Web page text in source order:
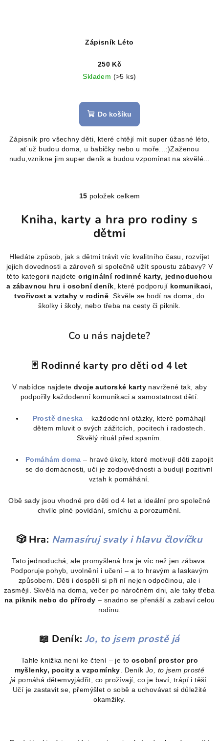
Zápisník Léto
250 Kč
Skladem (>5 ks)
hodnocení
produktu
z
5
hvězdiček.
Do košíku
Zápisník pro všechny děti, které chtějí mít super úžasné léto,
ať už budou doma, u babičky nebo u moře...:)Zaženou
nudu,vznikne jim super deník a budou vzpomínat na skvělé...
O
l
á
a
c
í
p
r
y
p
s
u
15 položek celkem
Kniha, karty a hra pro rodiny s
dětmi
Hledáte způsob, jak s dětmi trávit víc kvalitního času, rozvíjet
jejich dovednosti a zároveň si společně užít spoustu zábavy? V
této kategorii najdeteoriginální rodinné karty, jednoduchou
a zábavnou hru i osobní deník , které podporují komunikaci,
tvořivost a vztahy v rodině . Skvěle se hodí na doma, do
školky i školy, nebo třeba na cesty či piknik.
Co u nás najdete?
🃏 Rodinné karty pro děti od 4 let
V nabídce najdete dvoje autorské karty navržené tak, aby
podpořily každodenní komunikaci a samostatnost dětí:
Prostě dneska – každodenní otázky, které pomáhají
dětem mluvit o svých zážitcích, pocitech i radostech.
Skvělý rituál před spaním.
Pomáhám doma – hravé úkoly, které motivují děti zapojit
se do domácnosti, učí je zodpovědnosti a budují pozitivní
vztah k pomáhání.
Obě sady jsou vhodné pro děti od 4 let a ideální pro společné
chvíle plné povídání, smíchu a porozumění.
🎲 Hra: Namasíruj svaly i hlavu človíčku
Tato jednoduchá, ale promyšlená hra je víc než jen zábava.
Podporuje pohyb, uvolnění i učení – a to hravým a laskavým
způsobem. Děti i dospělí si při ní nejen odpočinou, ale i
zasmějí. Skvělá na doma, večer po náročném dni, ale taky třeba
na piknik nebo do přírody – snadno se přenáší a zabaví celou
rodinu.
📖 Deník: Jo, to jsem prostě já
Tahle knížka není ke čtení – je to osobní prostor pro
myšlenky, pocity a vzpomínky . DeníkJo, to jsem prostě
já pomáhá dětemvyjádřit, co prožívají, co je baví, trápí i těší.
Učí je zastavit se, přemýšlet o sobě a uchovávat si důležité
okamžiky.